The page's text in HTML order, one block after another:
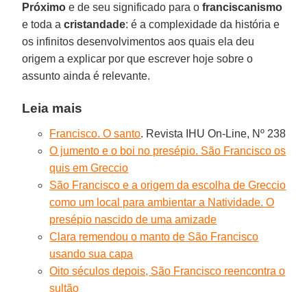
Próximo e de seu significado para ofranciscanismo
e toda acristandade: é a complexidade da história e
os infinitos desenvolvimentos aos quais ela deu
origem a explicar por que escrever hoje sobre o
assunto ainda é relevante.
Leia mais
Francisco. O santo. Revista IHU On-Line, Nº 238
O jumento e o boi no presépio. São Francisco os
quis em Greccio
São Francisco e a origem da escolha de Greccio
como um local para ambientar a Natividade. O
presépio nascido de uma amizade
Clara remendou o manto de São Francisco
usando sua capa
Oito séculos depois, São Francisco reencontra o
sultão